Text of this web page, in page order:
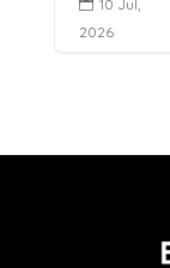
 10 Jul,
2026